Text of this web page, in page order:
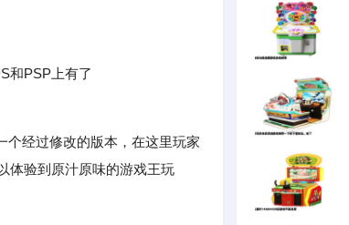
和PSP上有了
经过修改的版本，在这里玩家
体验到原汁原味的游戏王玩